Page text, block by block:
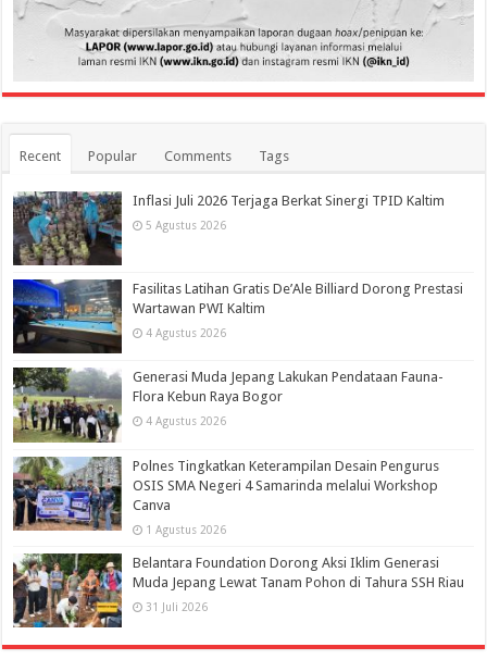
Recent Popular Comments Tags
Inflasi Juli 2026 Terjaga Berkat Sinergi TPID Kaltim
5 Agustus 2026
Fasilitas Latihan Gratis De’Ale Billiard Dorong Prestasi
Wartawan PWI Kaltim
4 Agustus 2026
Generasi Muda Jepang Lakukan Pendataan Fauna-
Flora Kebun Raya Bogor
4 Agustus 2026
Polnes Tingkatkan Keterampilan Desain Pengurus
OSIS SMA Negeri 4 Samarinda melalui Workshop
Canva
1 Agustus 2026
Belantara Foundation Dorong Aksi Iklim Generasi
Muda Jepang Lewat Tanam Pohon di Tahura SSH Riau
31 Juli 2026